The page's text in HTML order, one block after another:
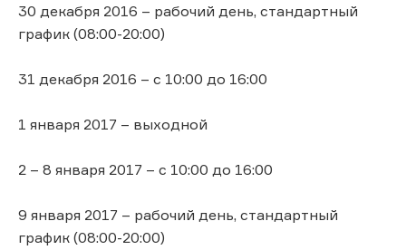
30 декабря 2016 – рабочий день, стандартный
график (08:00-20:00)
31 декабря 2016 – с 10:00 до 16:00
1 января 2017 – выходной
2 – 8 января 2017 – с 10:00 до 16:00
9 января 2017 – рабочий день, стандартный
график (08:00-20:00)